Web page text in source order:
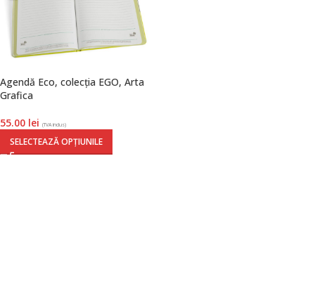
Agendă Eco, colecția EGO, Arta
Grafica
55.00 lei (TVA inclus)
SELECTEAZĂ OPȚIUNILE